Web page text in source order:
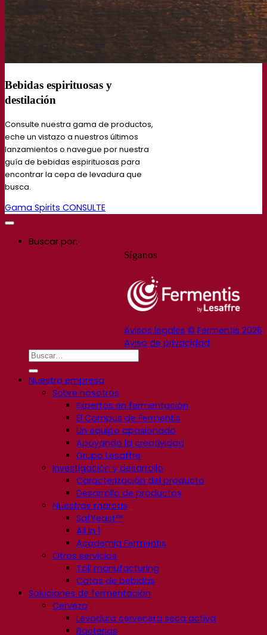
Buscar por:
Contact
Bebidas espirituosas y
destilación
Consulte nuestra gama de productos,
eche un vistazo a nuestros últimos
lanzamientos o navegue por nuestra
guía de bebidas espirituosas para
encontrar la cepa de levadura que
busca.
Gama Spirits CONSULTE
Síganos
Avisos legales © Fermentis 2026
Aviso de privacidad
Buscar por:
Nuestra empresa
Sobre nosotros
Expertos en fermentación
El Campus de Fermentis
Un equipo apasionado
Apoyando la creatividad
Grupo Lesaffre
Investigación y desarrollo
Caracterización del producto
Desarrollo de productos
Nuestras marcas
SafYeast™
All In 1
Academia Fermentis
Otros servicios
Toll manufacturing
Catas de bebidas
Soluciones de fermentación
Cerveza
Levadura cervecera seca activa
Bacterias